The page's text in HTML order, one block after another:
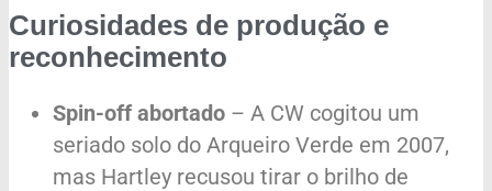
Curiosidades de produção e
reconhecimento
Spin-off abortado – A CW cogitou um
seriado solo do Arqueiro Verde em 2007,
mas Hartley recusou tirar o brilho de